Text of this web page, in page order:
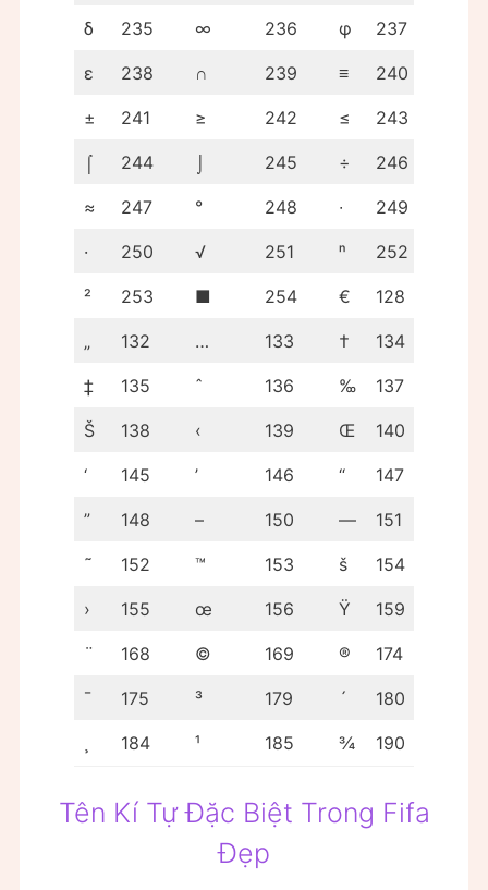
δ 235 ∞ 236 φ 237
ε 238 ∩ 239 ≡ 240
± 241 ≥ 242 ≤ 243
⌠ 244 ⌡ 245 ÷ 246
≈ 247 ° 248 ∙ 249
· 250 √ 251 ⁿ 252
² 253 ■ 254 € 128
„ 132 … 133 † 134
‡ 135 ˆ 136 ‰ 137
Š 138 ‹ 139 Œ 140
‘ 145 ’ 146 “ 147
” 148 – 150 — 151
˜ 152 ™ 153 š 154
› 155 œ 156 Ÿ 159
¨ 168 © 169 ® 174
¯ 175 ³ 179 ´ 180
184 ¹ 185 ¾ 190
Tên Kí Tự Đặc Biệt Trong Fifa
Đẹp